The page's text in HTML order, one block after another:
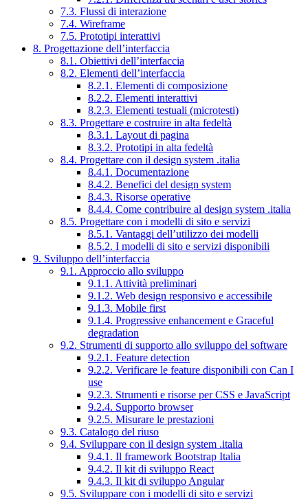
7.3. Flussi di interazione
7.4. Wireframe
7.5. Prototipi interattivi
8. Progettazione dell’interfaccia
8.1. Obiettivi dell’interfaccia
8.2. Elementi dell’interfaccia
8.2.1. Elementi di composizione
8.2.2. Elementi interattivi
8.2.3. Elementi testuali (microtesti)
8.3. Progettare e costruire in alta fedeltà
8.3.1. Layout di pagina
8.3.2. Prototipi in alta fedeltà
8.4. Progettare con il design system .italia
8.4.1. Documentazione
8.4.2. Benefici del design system
8.4.3. Risorse operative
8.4.4. Come contribuire al design system .italia
8.5. Progettare con i modelli di sito e servizi
8.5.1. Vantaggi dell’utilizzo dei modelli
8.5.2. I modelli di sito e servizi disponibili
9. Sviluppo dell’interfaccia
9.1. Approccio allo sviluppo
9.1.1. Attività preliminari
9.1.2. Web design responsivo e accessibile
9.1.3. Mobile first
9.1.4. Progressive enhancement e Graceful
degradation
9.2. Strumenti di supporto allo sviluppo del software
9.2.1. Feature detection
9.2.2. Verificare le feature disponibili con Can I
use
9.2.3. Strumenti e risorse per CSS e JavaScript
9.2.4. Supporto browser
9.2.5. Misurare le prestazioni
9.3. Catalogo del riuso
9.4. Sviluppare con il design system .italia
9.4.1. Il framework Bootstrap Italia
9.4.2. Il kit di sviluppo React
9.4.3. Il kit di sviluppo Angular
9.5. Sviluppare con i modelli di sito e servizi